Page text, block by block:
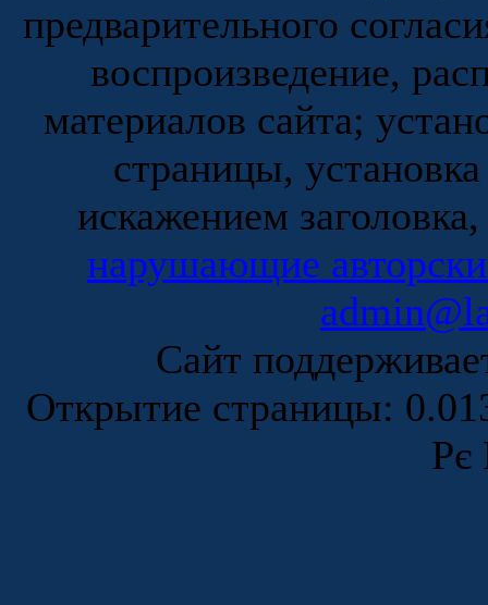
предварительного
воспроизведение,
материалов сайта;
страницы,
искажением
нарушающие
Сайт
Открытие страницы:
Рє